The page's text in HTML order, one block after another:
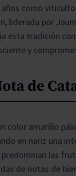
como
liderada por
esta tradición
y
de
color amarillo
en nariz una
las
de notas de